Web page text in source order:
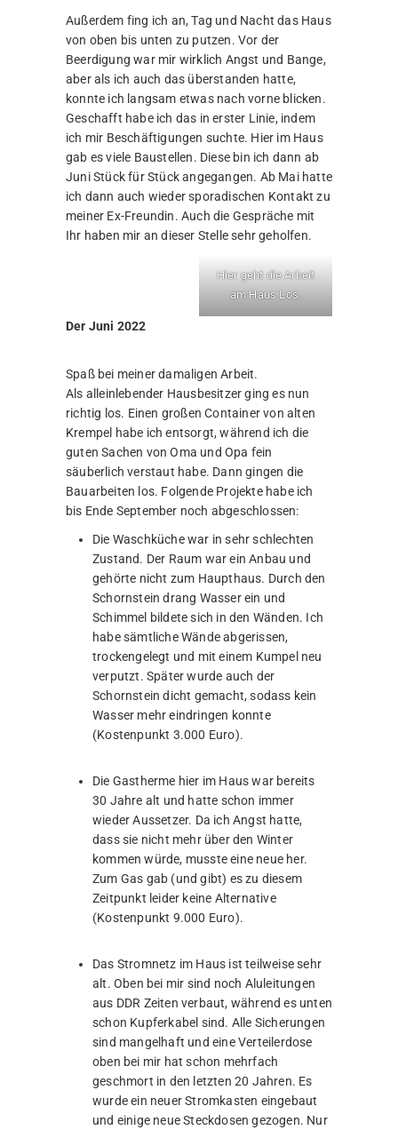
Außerdem fing ich an, Tag und Nacht das Haus
von oben bis unten zu putzen. Vor der
Beerdigung war mir wirklich Angst und Bange,
aber als ich auch das überstanden hatte,
konnte ich langsam etwas nach vorne blicken.
Geschafft habe ich das in erster Linie, indem
ich mir Beschäftigungen suchte. Hier im Haus
gab es viele Baustellen. Diese bin ich dann ab
Juni Stück für Stück angegangen. Ab Mai hatte
ich dann auch wieder sporadischen Kontakt zu
meiner Ex-Freundin. Auch die Gespräche mit
Ihr haben mir an dieser Stelle sehr geholfen.
Hier geht die Arbeit
am Haus Los.
Der Juni 2022
Spaß bei meiner damaligen Arbeit.
Als alleinlebender Hausbesitzer ging es nun
richtig los. Einen großen Container von alten
Krempel habe ich entsorgt, während ich die
guten Sachen von Oma und Opa fein
säuberlich verstaut habe. Dann gingen die
Bauarbeiten los. Folgende Projekte habe ich
bis Ende September noch abgeschlossen:
Die Waschküche war in sehr schlechten
Zustand. Der Raum war ein Anbau und
gehörte nicht zum Haupthaus. Durch den
Schornstein drang Wasser ein und
Schimmel bildete sich in den Wänden. Ich
habe sämtliche Wände abgerissen,
trockengelegt und mit einem Kumpel neu
verputzt. Später wurde auch der
Schornstein dicht gemacht, sodass kein
Wasser mehr eindringen konnte
(Kostenpunkt 3.000 Euro).
Die Gastherme hier im Haus war bereits
30 Jahre alt und hatte schon immer
wieder Aussetzer. Da ich Angst hatte,
dass sie nicht mehr über den Winter
kommen würde, musste eine neue her.
Zum Gas gab (und gibt) es zu diesem
Zeitpunkt leider keine Alternative
(Kostenpunkt 9.000 Euro).
Das Stromnetz im Haus ist teilweise sehr
alt. Oben bei mir sind noch Aluleitungen
aus DDR Zeiten verbaut, während es unten
schon Kupferkabel sind. Alle Sicherungen
sind mangelhaft und eine Verteilerdose
oben bei mir hat schon mehrfach
geschmort in den letzten 20 Jahren. Es
wurde ein neuer Stromkasten eingebaut
und einige neue Steckdosen gezogen. Nur